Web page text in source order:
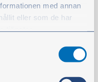
med annan
eller som de har
För att återkalla ditt
längst ned till